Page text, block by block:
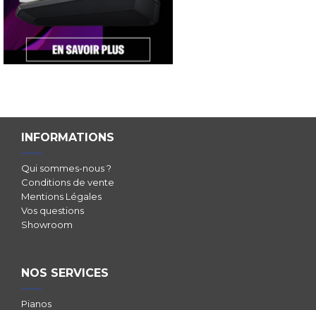
INFORMATIONS
Qui sommes-nous ?
Conditions de vente
Mentions Légales
Vos questions
Showroom
NOS SERVICES
Pianos